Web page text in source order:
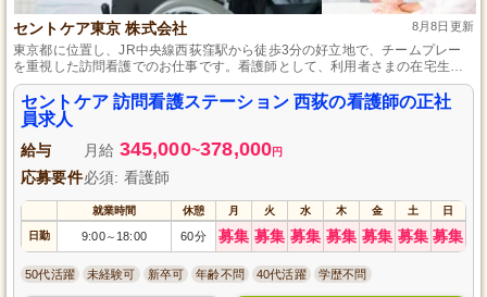
セントケア東京 株式会社 8月8日更新
東京都に位置し、JR中央線西荻窪駅から徒歩3分の好立地で、チームプレー
を重視した訪問看護でのお仕事です。看護師として、利用者さまの在宅生活
をサポートすることをお願いします。実務経験は不問、資格があれば応募可
能です。短時間正社員制度があり、育児と仕事の両立も支援されています。
50代も活躍中で、長く安心して働ける環境が整っています。
セントケア 訪問看護ステーション 西荻の看護師の正社
員求人
給与 月給 345,000~378,000円
応募要件必須: 看護師
就業時間 休憩 月 火 水 木 金 土 日
日勤 9:00～ 18:00 60分 募集 募集 募集 募集 募集 募集 募集
50代活躍 未経験可 新卒可 年齢不問 40代活躍 学歴不問